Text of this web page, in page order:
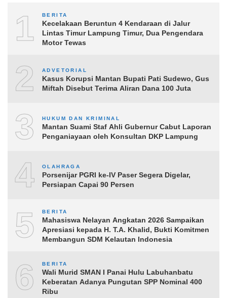
1 BERITA
Kecelakaan Beruntun 4 Kendaraan di Jalur
Lintas Timur Lampung Timur, Dua Pengendara
Motor Tewas
2 ADVETORIAL
Kasus Korupsi Mantan Bupati Pati Sudewo, Gus
Miftah Disebut Terima Aliran Dana 100 Juta
3 HUKUM DAN KRIMINAL
Mantan Suami Staf Ahli Gubernur Cabut Laporan
Penganiayaan oleh Konsultan DKP Lampung
4 OLAHRAGA
Porsenijar PGRI ke-IV Paser Segera Digelar,
Persiapan Capai 90 Persen
5 BERITA
Mahasiswa Nelayan Angkatan 2026 Sampaikan
Apresiasi kepada H. T.A. Khalid, Bukti Komitmen
Membangun SDM Kelautan Indonesia
6 BERITA
Wali Murid SMAN I Panai Hulu Labuhanbatu
Keberatan Adanya Pungutan SPP Nominal 400
Ribu